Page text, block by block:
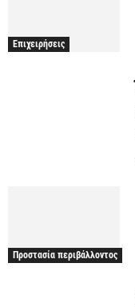
Επιχειρήσεις
Προστασία περιβάλλοντος